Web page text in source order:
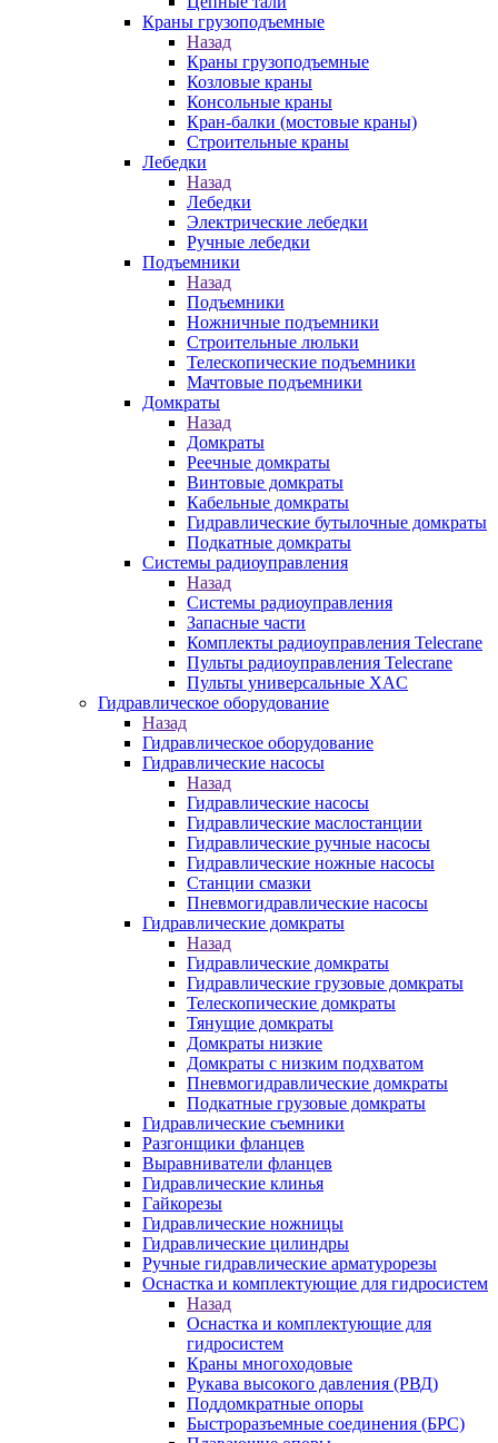
Краны грузоподъемные
Назад
Краны грузоподъемные
Козловые краны
Консольные краны
Кран-балки (мостовые краны)
Строительные краны
Лебедки
Назад
Лебедки
Электрические лебедки
Ручные лебедки
Подъемники
Назад
Подъемники
Ножничные подъемники
Строительные люльки
Телескопические подъемники
Мачтовые подъемники
Домкраты
Назад
Домкраты
Реечные домкраты
Винтовые домкраты
Кабельные домкраты
Гидравлические бутылочные домкраты
Подкатные домкраты
Системы радиоуправления
Назад
Системы радиоуправления
Запасные части
Комплекты радиоуправления Telecrane
Пульты радиоуправления Telecrane
Пульты универсальные XAC
Гидравлическое оборудование
Назад
Гидравлическое оборудование
Гидравлические насосы
Назад
Гидравлические насосы
Гидравлические маслостанции
Гидравлические ручные насосы
Гидравлические ножные насосы
Станции смазки
Пневмогидравлические насосы
Гидравлические домкраты
Назад
Гидравлические домкраты
Гидравлические грузовые домкраты
Телескопические домкраты
Тянущие домкраты
Домкраты низкие
Домкраты с низким подхватом
Пневмогидравлические домкраты
Подкатные грузовые домкраты
Гидравлические съемники
Разгонщики фланцев
Выравниватели фланцев
Гидравлические клинья
Гайкорезы
Гидравлические ножницы
Гидравлические цилиндры
Ручные гидравлические арматурорезы
Оснастка и комплектующие для гидросистем
Назад
Оснастка и комплектующие для
гидросистем
Краны многоходовые
Рукава высокого давления (РВД)
Поддомкратные опоры
Быстроразъемные соединения (БРС)